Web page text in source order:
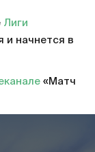
Лиги
и начнется в
«Матч